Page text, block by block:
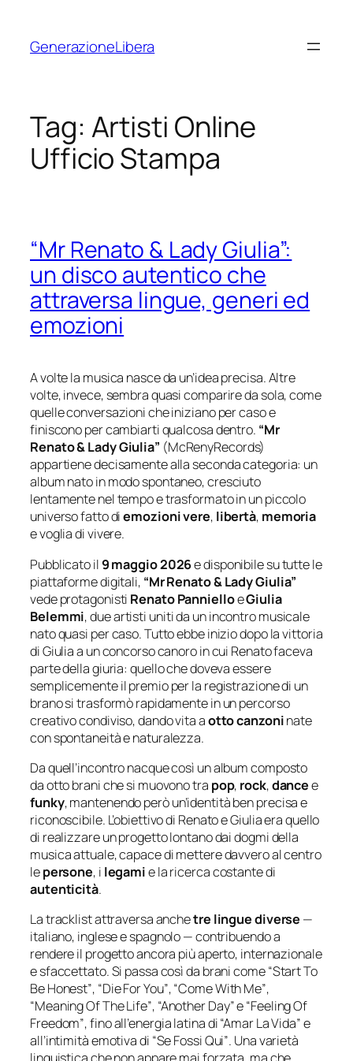
contenuto
GenerazioneLibera
Tag: Artisti Online
Ufficio Stampa
“Mr Renato & Lady Giulia”:
un disco autentico che
attraversa lingue, generi ed
emozioni
A volte la musica nasce da un’idea precisa. Altre
volte, invece, sembra quasi comparire da sola, come
quelle conversazioni che iniziano per caso e
finiscono per cambiarti qualcosa dentro. “Mr
Renato & Lady Giulia” (McRenyRecords)
appartiene decisamente alla seconda categoria: un
album nato in modo spontaneo, cresciuto
lentamente nel tempo e trasformato in un piccolo
universo fatto diemozioni vere, libertà, memoria
e voglia di vivere.
Pubblicato il 9 maggio 2026e disponibile su tutte le
piattaforme digitali, “Mr Renato & Lady Giulia”
vede protagonisti Renato PannielloeGiulia
Belemmi, due artisti uniti da un incontro musicale
nato quasi per caso. Tutto ebbe inizio dopo la vittoria
di Giulia a un concorso canoro in cui Renato faceva
parte della giuria: quello che doveva essere
semplicemente il premio per la registrazione di un
brano si trasformò rapidamente in un percorso
creativo condiviso, dando vita aotto canzoninate
con spontaneità e naturalezza.
Da quell’incontro nacque così un album composto
da otto brani che si muovono tra pop, rock,dancee
funky, mantenendo però un’identità ben precisa e
riconoscibile. L’obiettivo di Renato e Giulia era quello
di realizzare un progetto lontano dai dogmi della
musica attuale, capace di mettere davvero al centro
lepersone, i legamie la ricerca costante di
autenticità.
La tracklist attraversa anchetre lingue diverse —
italiano, inglese e spagnolo — contribuendo a
rendere il progetto ancora più aperto, internazionale
e sfaccettato. Si passa così da brani come“Start To
Be Honest”, “Die For You”,“Come With Me”,
“Meaning Of The Life”, “Another Day”e“Feeling Of
Freedom”, fino all’energia latina di“Amar La Vida”e
all’intimità emotiva di “Se Fossi Qui”. Una varietà